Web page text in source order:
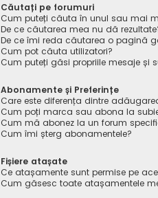
Căutați pe forumuri
Cum puteți căuta în unul sau mai
De ce căutarea mea nu dă
De ce îmi reda căutarea o pagină
Cum pot căuta utilizatori?
Cum puteți găsi propriile mesaje și
Abonamente și Preferințe
Care este diferența dintre
Cum poți marca sau abona la
Cum mă abonez la un forum
Cum îmi șterg abonamentele?
Fișiere atașate
Ce atașamente sunt permise pe
Cum găsesc toate atașamentele